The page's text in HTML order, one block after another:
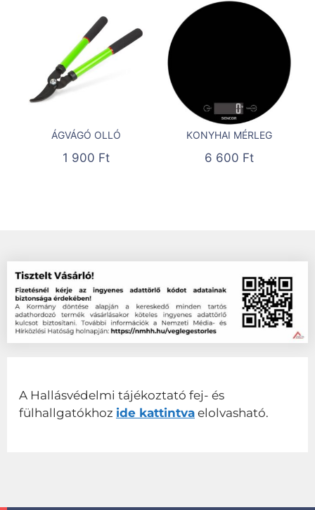
ÁGVÁGÓ OLLÓ
1 900 Ft
KONYHAI MÉRLEG
6 600 Ft
A Hallásvédelmi tájékoztató fej- és
fülhallgatókhoz ide kattintva elolvasható.